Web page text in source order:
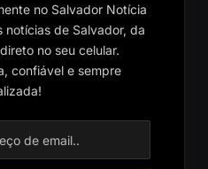
no Salvador Notícia
notícias de Salvador, da
no seu celular.
confiável e sempre